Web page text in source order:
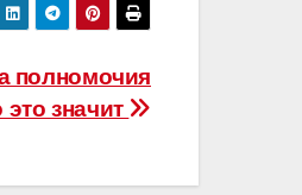
полномочия
значит